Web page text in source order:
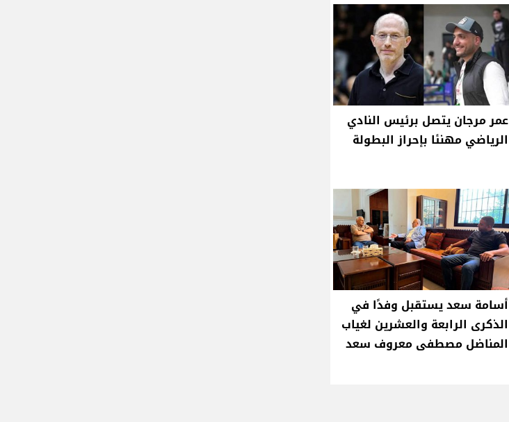
عمر مرجان يتصل برئيس النادي
الرياضي مهنئا بإحراز البطولة
أسامة سعد يستقبل وفدًا في
الذكرى الرابعة والعشرين لغياب
المناضل مصطفى معروف سعد